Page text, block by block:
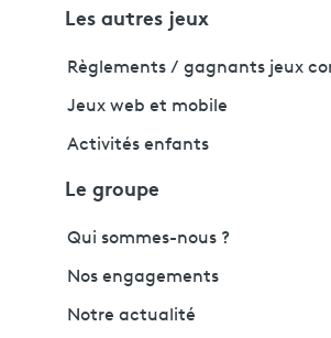
Les autres jeux
Règlements / gagnants jeux
Jeux web et mobile
Activités enfants
Le groupe
Qui sommes-nous ?
Nos engagements
Notre actualité